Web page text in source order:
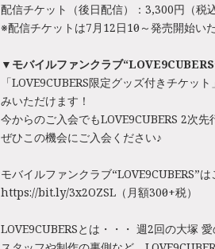
配信チケット（後日配信）：3,300円（税込
※配信チケットは7月12日10時～発売開始い
▼モバイルファンクラブ
「LOVE9CUBERS限定グッズ付きチケッ
みいただけます！
今からのご入会でもLOVE9CUBERS 2次先
ぜひこの機会にご入会ください♪
モバイルファンクラブ“LOVE9CUBERS”
https://bit.ly/3x2OZSL（月額300円+税）
LOVE9CUBERSとは・・・ 週2回の大塚